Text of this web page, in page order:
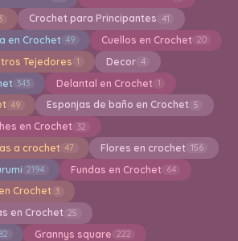
Crochet para Principantes 41
en Crochet 49 Cuellos en Crochet 20
Tejedores 1 Decor 4
343 Delantal en Crochet 1
49 Esponjas de baño en Crochet 5
en Crochet 32
a crochet 47 Flores en crochet 156
2194 Fundas en Crochet 64
Crochet 3
en Crochet 25
Grannys square 222